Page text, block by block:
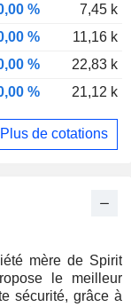
mère de Spirit
le meilleur
sécurité, grâce à
%
7,45 k
%
11,16 k
%
22,83 k
% 21,12 k
Plus de cotations